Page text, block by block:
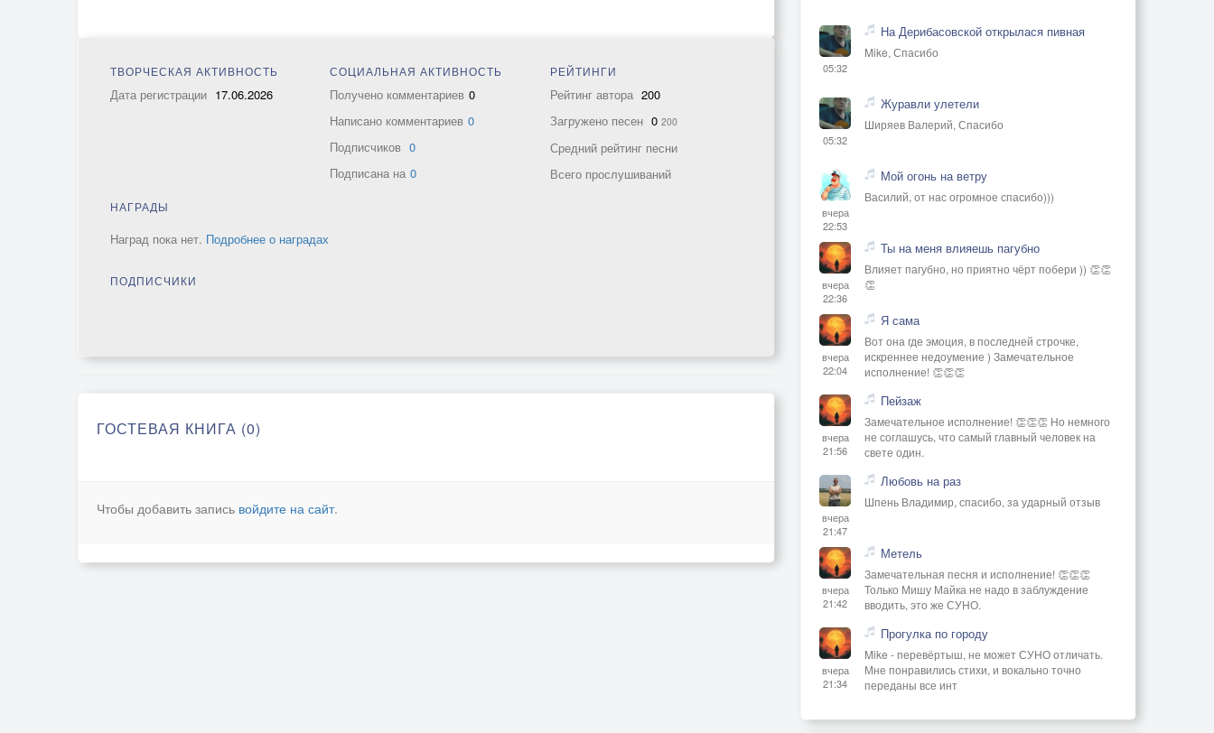
ТВОРЧЕСКАЯ АКТИВНОСТЬ
Дата регистрации 17.06.2026
СОЦИАЛЬНАЯ АКТИВНОСТЬ
Получено комментариев 0
Написано комментариев 0
Подписчиков 0
Подписана на 0
РЕЙТИНГИ
Рейтинг автора 200
Загружено песен 0 200
Средний рейтинг песни
Всего прослушиваний
НАГРАДЫ
Наград пока нет. Подробнее о наградах
ПОДПИСЧИКИ
ГОСТЕВАЯ КНИГА (0)
Чтобы добавить запись войдите на сайт.
05:32
На Дерибасовской открылася пивная
Mike, Спасибо
05:32
Журавли улетели
Ширяев Валерий, Спасибо
вчера
22:53
Мой огонь на ветру
Василий, от нас огромное спасибо)))
вчера
22:36
Ты на меня влияешь пагубно
Влияет пагубно, но приятно чёрт побери )) 👏👏
👏
вчера
22:04
Я сама
Вот она где эмоция, в последней строчке,
искреннее недоумение ) Замечательное
исполнение! 👏👏👏
вчера
21:56
Пейзаж
Замечательное исполнение! 👏👏👏 Но немного
не соглашусь, что самый главный человек на
свете один.
вчера
21:47
Любовь на раз
Шпень Владимир, спасибо, за ударный отзыв
вчера
21:42
Метель
Замечательная песня и исполнение! 👏👏👏
Только Мишу Майка не надо в заблуждение
вводить, это же СУНО.
вчера
21:34
Прогулка по городу
Mike - перевёртыш, не может СУНО отличать.
Мне понравились стихи, и вокально точно
переданы все инт